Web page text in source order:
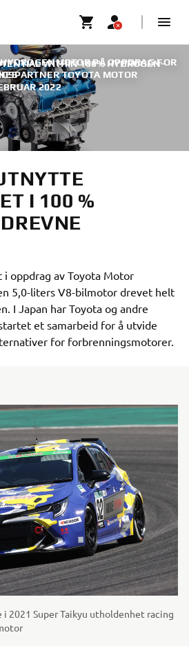
WITHIN 100% HYDROGEN-
PÅ OPPDRAG FOR
TOYOTA MOTOR
2022
I 100 %
oppdrag av Toyota Motor
5,0-liters V8-bilmotor drevet helt
I Japan har Toyota og andre
et samarbeid for å utvide
for forbrenningsmotorer.
2021 Super Taikyu utholdenhet racing